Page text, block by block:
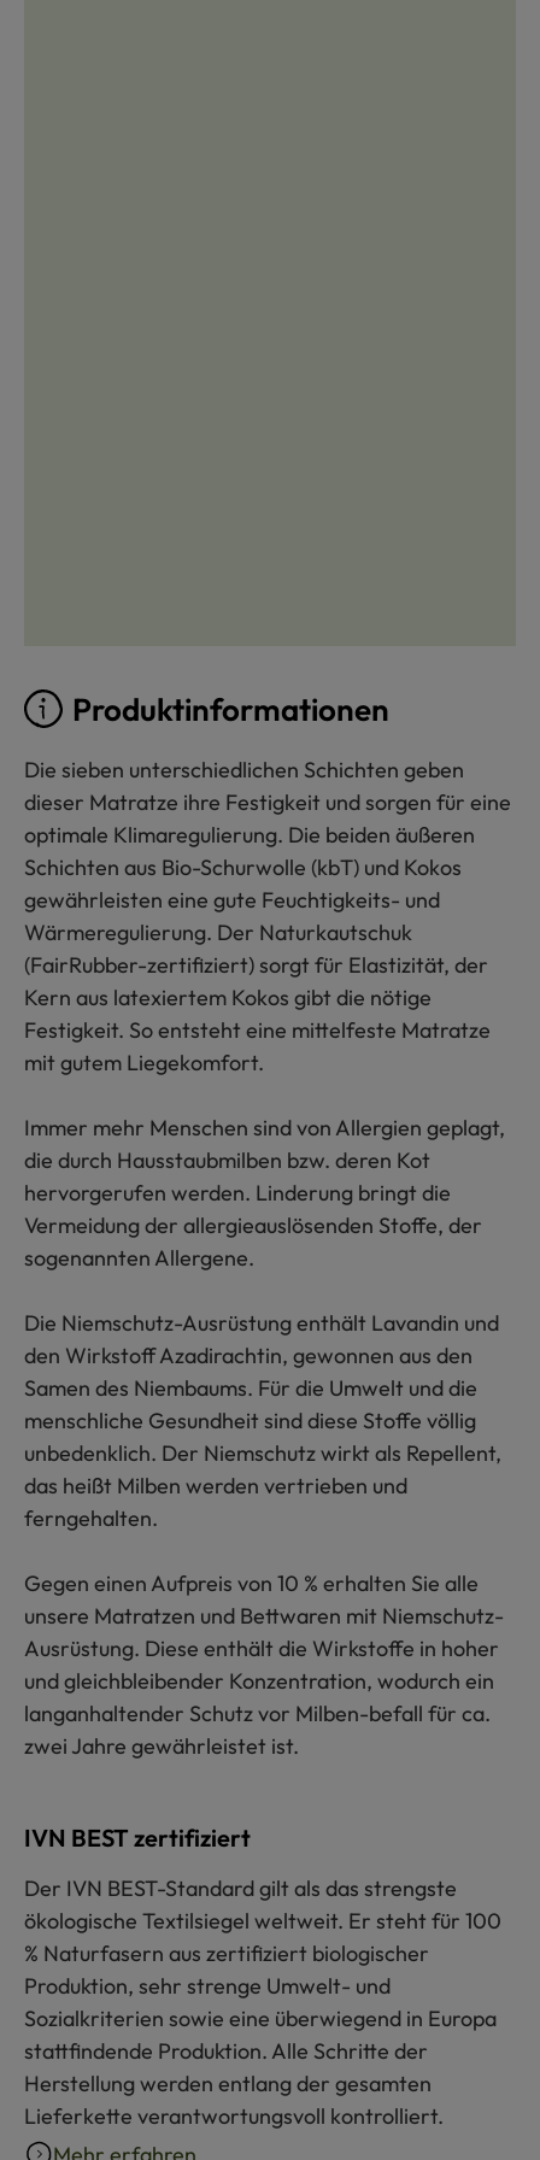
Produktinformationen
Die sieben unterschiedlichen Schichten geben
dieser Matratze ihre Festigkeit und sorgen für eine
optimale Klimaregulierung. Die beiden äußeren
Schichten aus Bio-Schurwolle (kbT) und Kokos
gewährleisten eine gute Feuchtigkeits- und
Wärmeregulierung. Der Naturkautschuk
(FairRubber-zertifiziert) sorgt für Elastizität, der
Kern aus latexiertem Kokos gibt die nötige
Festigkeit. So entsteht eine mittelfeste Matratze
mit gutem Liegekomfort.
Immer mehr Menschen sind von Allergien geplagt,
die durch Hausstaubmilben bzw. deren Kot
hervorgerufen werden. Linderung bringt die
Vermeidung der allergieauslösenden Stoffe, der
sogenannten Allergene.
Die Niemschutz-Ausrüstung enthält Lavandin und
den Wirkstoff Azadirachtin, gewonnen aus den
Samen des Niembaums. Für die Umwelt und die
menschliche Gesundheit sind diese Stoffe völlig
unbedenklich. Der Niemschutz wirkt als Repellent,
das heißt Milben werden vertrieben und
ferngehalten.
Gegen einen Aufpreis von 10 % erhalten Sie alle
unsere Matratzen und Bettwaren mit Niemschutz-
Ausrüstung. Diese enthält die Wirkstoffe in hoher
und gleichbleibender Konzentration, wodurch ein
langanhaltender Schutz vor Milben-befall für ca.
zwei Jahre gewährleistet ist.
IVN BEST zertifiziert
Der IVN BEST-Standard gilt als das strengste
ökologische Textilsiegel weltweit. Er steht für 100
% Naturfasern aus zertifiziert biologischer
Produktion, sehr strenge Umwelt- und
Sozialkriterien sowie eine überwiegend in Europa
stattfindende Produktion. Alle Schritte der
Herstellung werden entlang der gesamten
Lieferkette verantwortungsvoll kontrolliert.
Mehr erfahren